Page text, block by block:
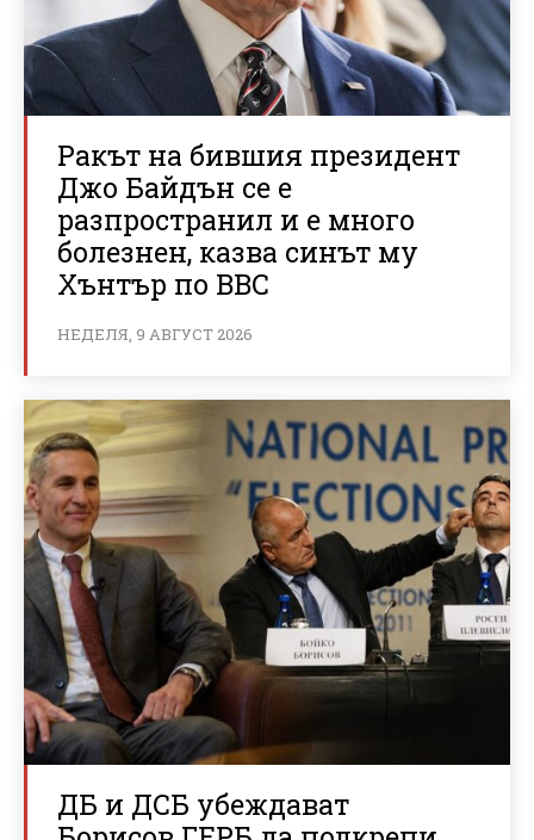
Ракът на бившия президент
Джо Байдън се е
разпространил и е много
болезнен, казва синът му
Хънтър по BBC
НЕДЕЛЯ, 9 АВГУСТ 2026
ДБ и ДСБ убеждават